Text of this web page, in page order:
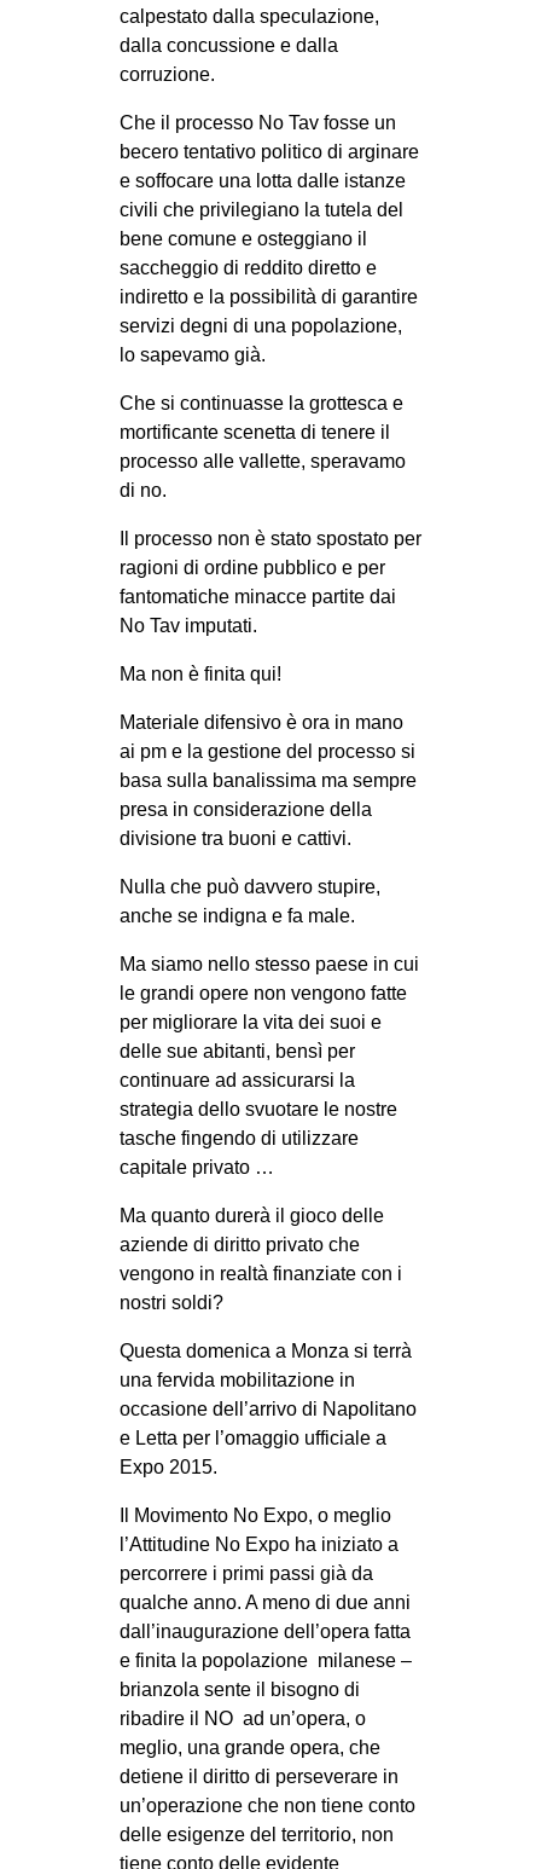
AFRICA
EUROPA
MEDIO ORIENTE
MONDO
EVENTI
in
tw
ms
SEARCH
calpestato dalla speculazione,
dalla concussione e dalla
corruzione.
Che il processo No Tav fosse un
becero tentativo politico di arginare
e soffocare una lotta dalle istanze
civili che privilegiano la tutela del
bene comune e osteggiano il
saccheggio di reddito diretto e
indiretto e la possibilità di garantire
servizi degni di una popolazione,
lo sapevamo già.
Che si continuasse la grottesca e
mortificante scenetta di tenere il
processo alle vallette, speravamo
di no.
Il processo non è stato spostato per
ragioni di ordine pubblico e per
fantomatiche minacce partite dai
No Tav imputati.
Ma non è finita qui!
Materiale difensivo è ora in mano
ai pm e la gestione del processo si
basa sulla banalissima ma sempre
presa in considerazione della
divisione tra buoni e cattivi.
Nulla che può davvero stupire,
anche se indigna e fa male.
Ma siamo nello stesso paese in cui
le grandi opere non vengono fatte
per migliorare la vita dei suoi e
delle sue abitanti, bensì per
continuare ad assicurarsi la
strategia dello svuotare le nostre
tasche fingendo di utilizzare
capitale privato …
Ma quanto durerà il gioco delle
aziende di diritto privato che
vengono in realtà finanziate con i
nostri soldi?
Questa domenica a Monza si terrà
una fervida mobilitazione in
occasione dell’arrivo di Napolitano
e Letta per l’omaggio ufficiale a
Expo 2015.
Il Movimento No Expo, o meglio
l’Attitudine No Expo ha iniziato a
percorrere i primi passi già da
qualche anno. A meno di due anni
dall’inaugurazione dell’opera fatta
e finita la popolazione milanese –
brianzola sente il bisogno di
ribadire il NO ad un’opera, o
meglio, una grande opera, che
detiene il diritto di perseverare in
un’operazione che non tiene conto
delle esigenze del territorio, non
tiene conto delle evidente